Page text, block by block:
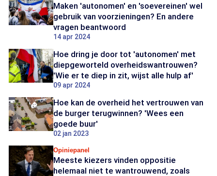
Maken 'autonomen' en 'soevereinen' wel
gebruik van voorzieningen? En andere
vragen beantwoord
14 apr 2024
Hoe dring je door tot 'autonomen' met
diepgeworteld overheidswantrouwen?
'Wie er te diep in zit, wijst alle hulp af'
09 apr 2024
Hoe kan de overheid het vertrouwen van
de burger terugwinnen? 'Wees een
goede buur'
02 jan 2023
Opiniepanel
Meeste kiezers vinden oppositie
helemaal niet te wantrouwend, zoals